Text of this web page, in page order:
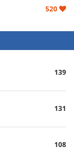
520
139
131
108